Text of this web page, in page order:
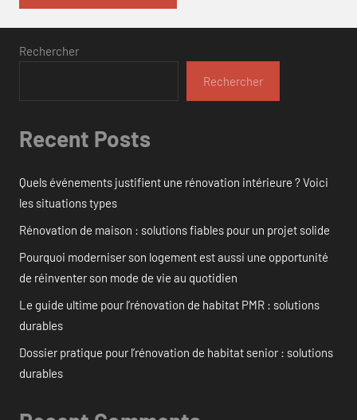
Rechercher
Rechercher
Recent Posts
Quels événements justifient une rénovation intérieure ? Voici
les situations types
Rénovation de maison : solutions fiables pour un projet solide
Pourquoi moderniser son logement est aussi une opportunité
de réinventer son mode de vie au quotidien
Le guide ultime pour l’rénovation de habitat PMR : solutions
durables
Dossier pratique pour l’rénovation de habitat senior : solutions
durables